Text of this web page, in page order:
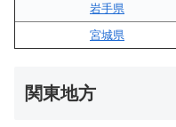
岩手県
宮城県
関東地方